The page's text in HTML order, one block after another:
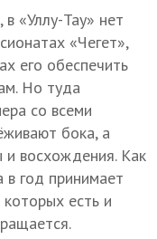
«Уллу-Тау» нет
«Чегет»,
его обеспечить
Но туда
со всеми
бока, а
восхождения. Как
в год принимает
есть и